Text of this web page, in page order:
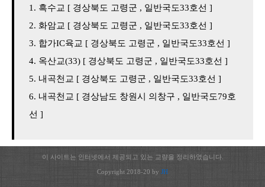
흑수교 [ 경상북도 고령군 , 일반국도33호선 ]
화암교 [ 경상북도 고령군 , 일반국도33호선 ]
합가IC육교 [ 경상북도 고령군 , 일반국도33호선 ]
옥산교(33) [ 경상북도 고령군 , 일반국도33호선 ]
내곡천교 [ 경상북도 고령군 , 일반국도33호선 ]
내곡천교 [ 경상남도 창원시 의창구 , 일반국도79호
선 ]
이 사이트는 인터넷에서 제공되고 있는 교량을 정리하였습니다.
Copyright 2018-20 by JH